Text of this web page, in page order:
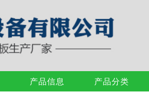
产品信息 产品分类